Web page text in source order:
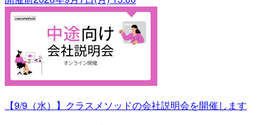
【9/9（水）】クラスメソッドの会社説明会を開催します